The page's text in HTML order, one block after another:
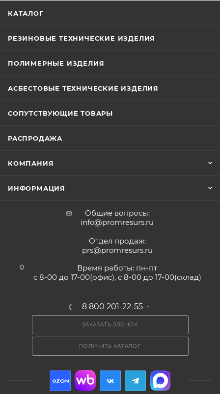
КАТАЛОГ
РЕЗИНОВЫЕ ТЕХНИЧЕСКИЕ ИЗДЕЛИЯ
ПОЛИМЕРНЫЕ ИЗДЕЛИЯ
АСБЕСТОВЫЕ ТЕХНИЧЕСКИЕ ИЗДЕЛИЯ
СОПУТСТВУЮЩИЕ ТОВАРЫ
РАСПРОДАЖА
КОМПАНИЯ
ИНФОРМАЦИЯ
Общие вопросы:
info@promresurs.ru
Отдел продаж:
prs@promresurs.ru
Время работы: пн-пт
с 8-00 до 17-00(офис), с 8-00 до 17-00(склад)
8 800 201-22-55
ЗАКАЗАТЬ ЗВОНОК
ПОЛУЧИТЬ КАТАЛОГ